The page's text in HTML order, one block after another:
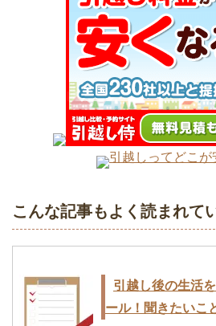
引越しってどこが
こんな記事もよく読まれて
引越し後の生活
ール！聞きたいこ